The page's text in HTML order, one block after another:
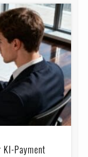
Payment